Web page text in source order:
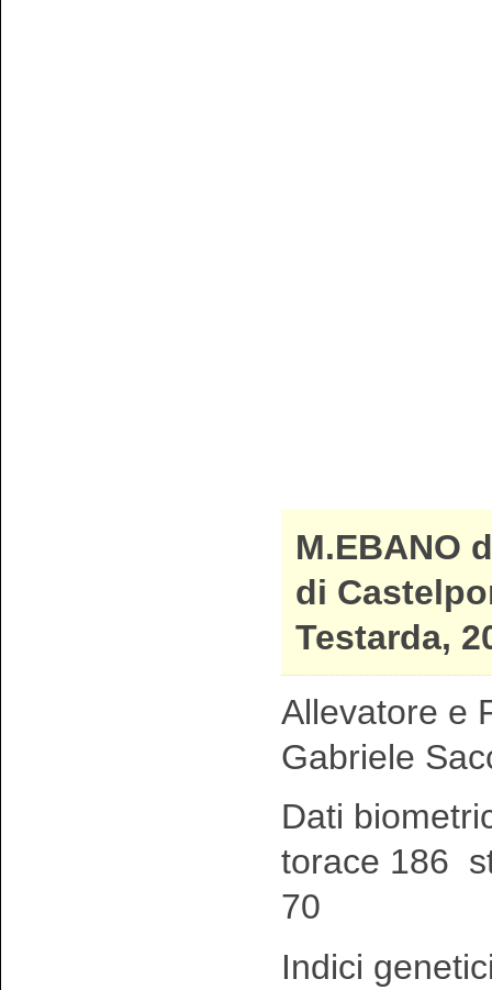
M.EBANO
di
Testarda,
Allevatore e
Gabriele
Dati
torace 186
70
Indici